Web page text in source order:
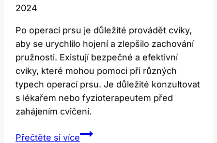
2024
Po operaci prsu je důležité provádět cviky,
aby se urychlilo hojení a zlepšilo zachování
pružnosti. Existují bezpečné a efektivní
cviky, které mohou pomoci při různých
typech operací prsu. Je důležité konzultovat
s lékařem nebo fyzioterapeutem před
zahájením cvičení.
Přečtěte si víceCviky